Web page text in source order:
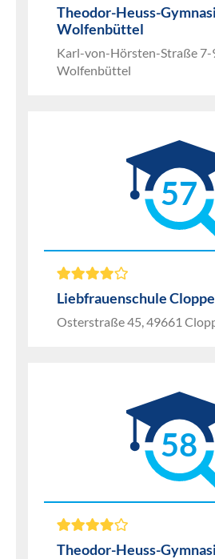
Theodor-Heuss-
Wolfenbüttel
Karl-von-Hörsten-Straße 7-
Wolfenbüttel
57
Liebfrauenschule
Osterstraße 45, 49661
58
Theodor-Heuss-